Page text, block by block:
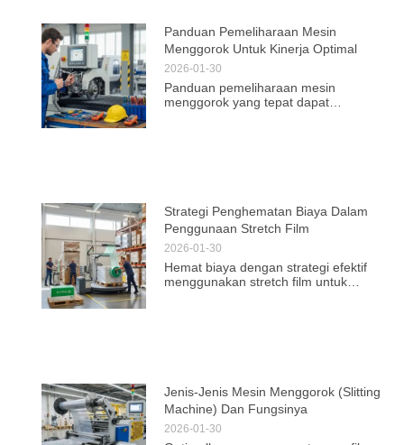
Panduan Pemeliharaan Mesin
Menggorok Untuk Kinerja Optimal
2026-01-30
Panduan pemeliharaan mesin
menggorok yang tepat dapat
Strategi Penghematan Biaya Dalam
Penggunaan Stretch Film
2026-01-30
Hemat biaya dengan strategi efektif
menggunakan stretch film untuk
Jenis-Jenis Mesin Menggorok (Slitting
Machine) Dan Fungsinya
2026-01-30